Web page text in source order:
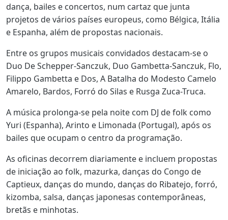
dança, bailes e concertos, num cartaz que junta
projetos de vários países europeus, como Bélgica, Itália
e Espanha, além de propostas nacionais.
Entre os grupos musicais convidados destacam-se o
Duo De Schepper-Sanczuk, Duo Gambetta-Sanczuk, Flo,
Filippo Gambetta e Dos, A Batalha do Modesto Camelo
Amarelo, Bardos, Forró do Silas e Rusga Zuca-Truca.
A música prolonga-se pela noite com DJ de folk como
Yuri (Espanha), Arinto e Limonada (Portugal), após os
bailes que ocupam o centro da programação.
As oficinas decorrem diariamente e incluem propostas
de iniciação ao folk, mazurka, danças do Congo de
Captieux, danças do mundo, danças do Ribatejo, forró,
kizomba, salsa, danças japonesas contemporâneas,
bretãs e minhotas.